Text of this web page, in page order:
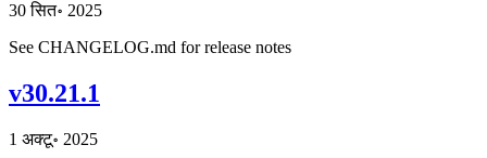
30 सित॰ 2025
See CHANGELOG.md for release notes
v30.21.1
1 अक्टू॰ 2025